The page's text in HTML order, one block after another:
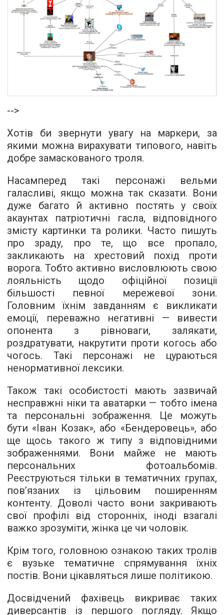
-->
Хотів би звернути увагу на маркери, за
якими можна вирахувати типового, навіть
добре замаскованого троля.
Насамперед такі персонажі вельми
галасливі, якщо можна так сказати. Вони
дуже багато й активно постять у своїх
акаунтах патріотичні гасла, відповідного
змісту картинки та ролики. Часто пишуть
про зраду, про те, що все пропало,
закликають на хрестовий похід проти
ворога. Тобто активно висловлюють свою
лояльність щодо офіційної позиції
більшості певної мережевої зони.
Головним їхнім завданням є викликати
емоції, переважно негативні — вивести
опонента з рівноваги, залякати,
роздратувати, накрутити проти когось або
чогось. Такі персонажі не цураються
ненормативної лексики.
Також такі особистості мають зазвичай
несправжні ніки та аватарки — тобто імена
та персональні зображення. Це можуть
бути «Іван Козак», або «Бендеровець», або
ще щось такого ж типу з відповідними
зображеннями. Вони майже не мають
персональних фотоальбомів.
Реєструються тільки в тематичних групах,
пов’язаних із цільовим поширенням
контенту. Доволі часто вони закривають
свої профілі від сторонніх, іноді взагалі
важко зрозуміти, жінка це чи чоловік.
Крім того, головною ознакою таких тролів
є вузьке тематичне спрямування їхніх
постів. Вони цікавляться лише політикою.
Досвідчений фахівець викриває таких
диверсантів із першого погляду. Якщо